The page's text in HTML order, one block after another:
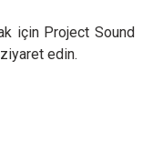
için Project Sound
edin.